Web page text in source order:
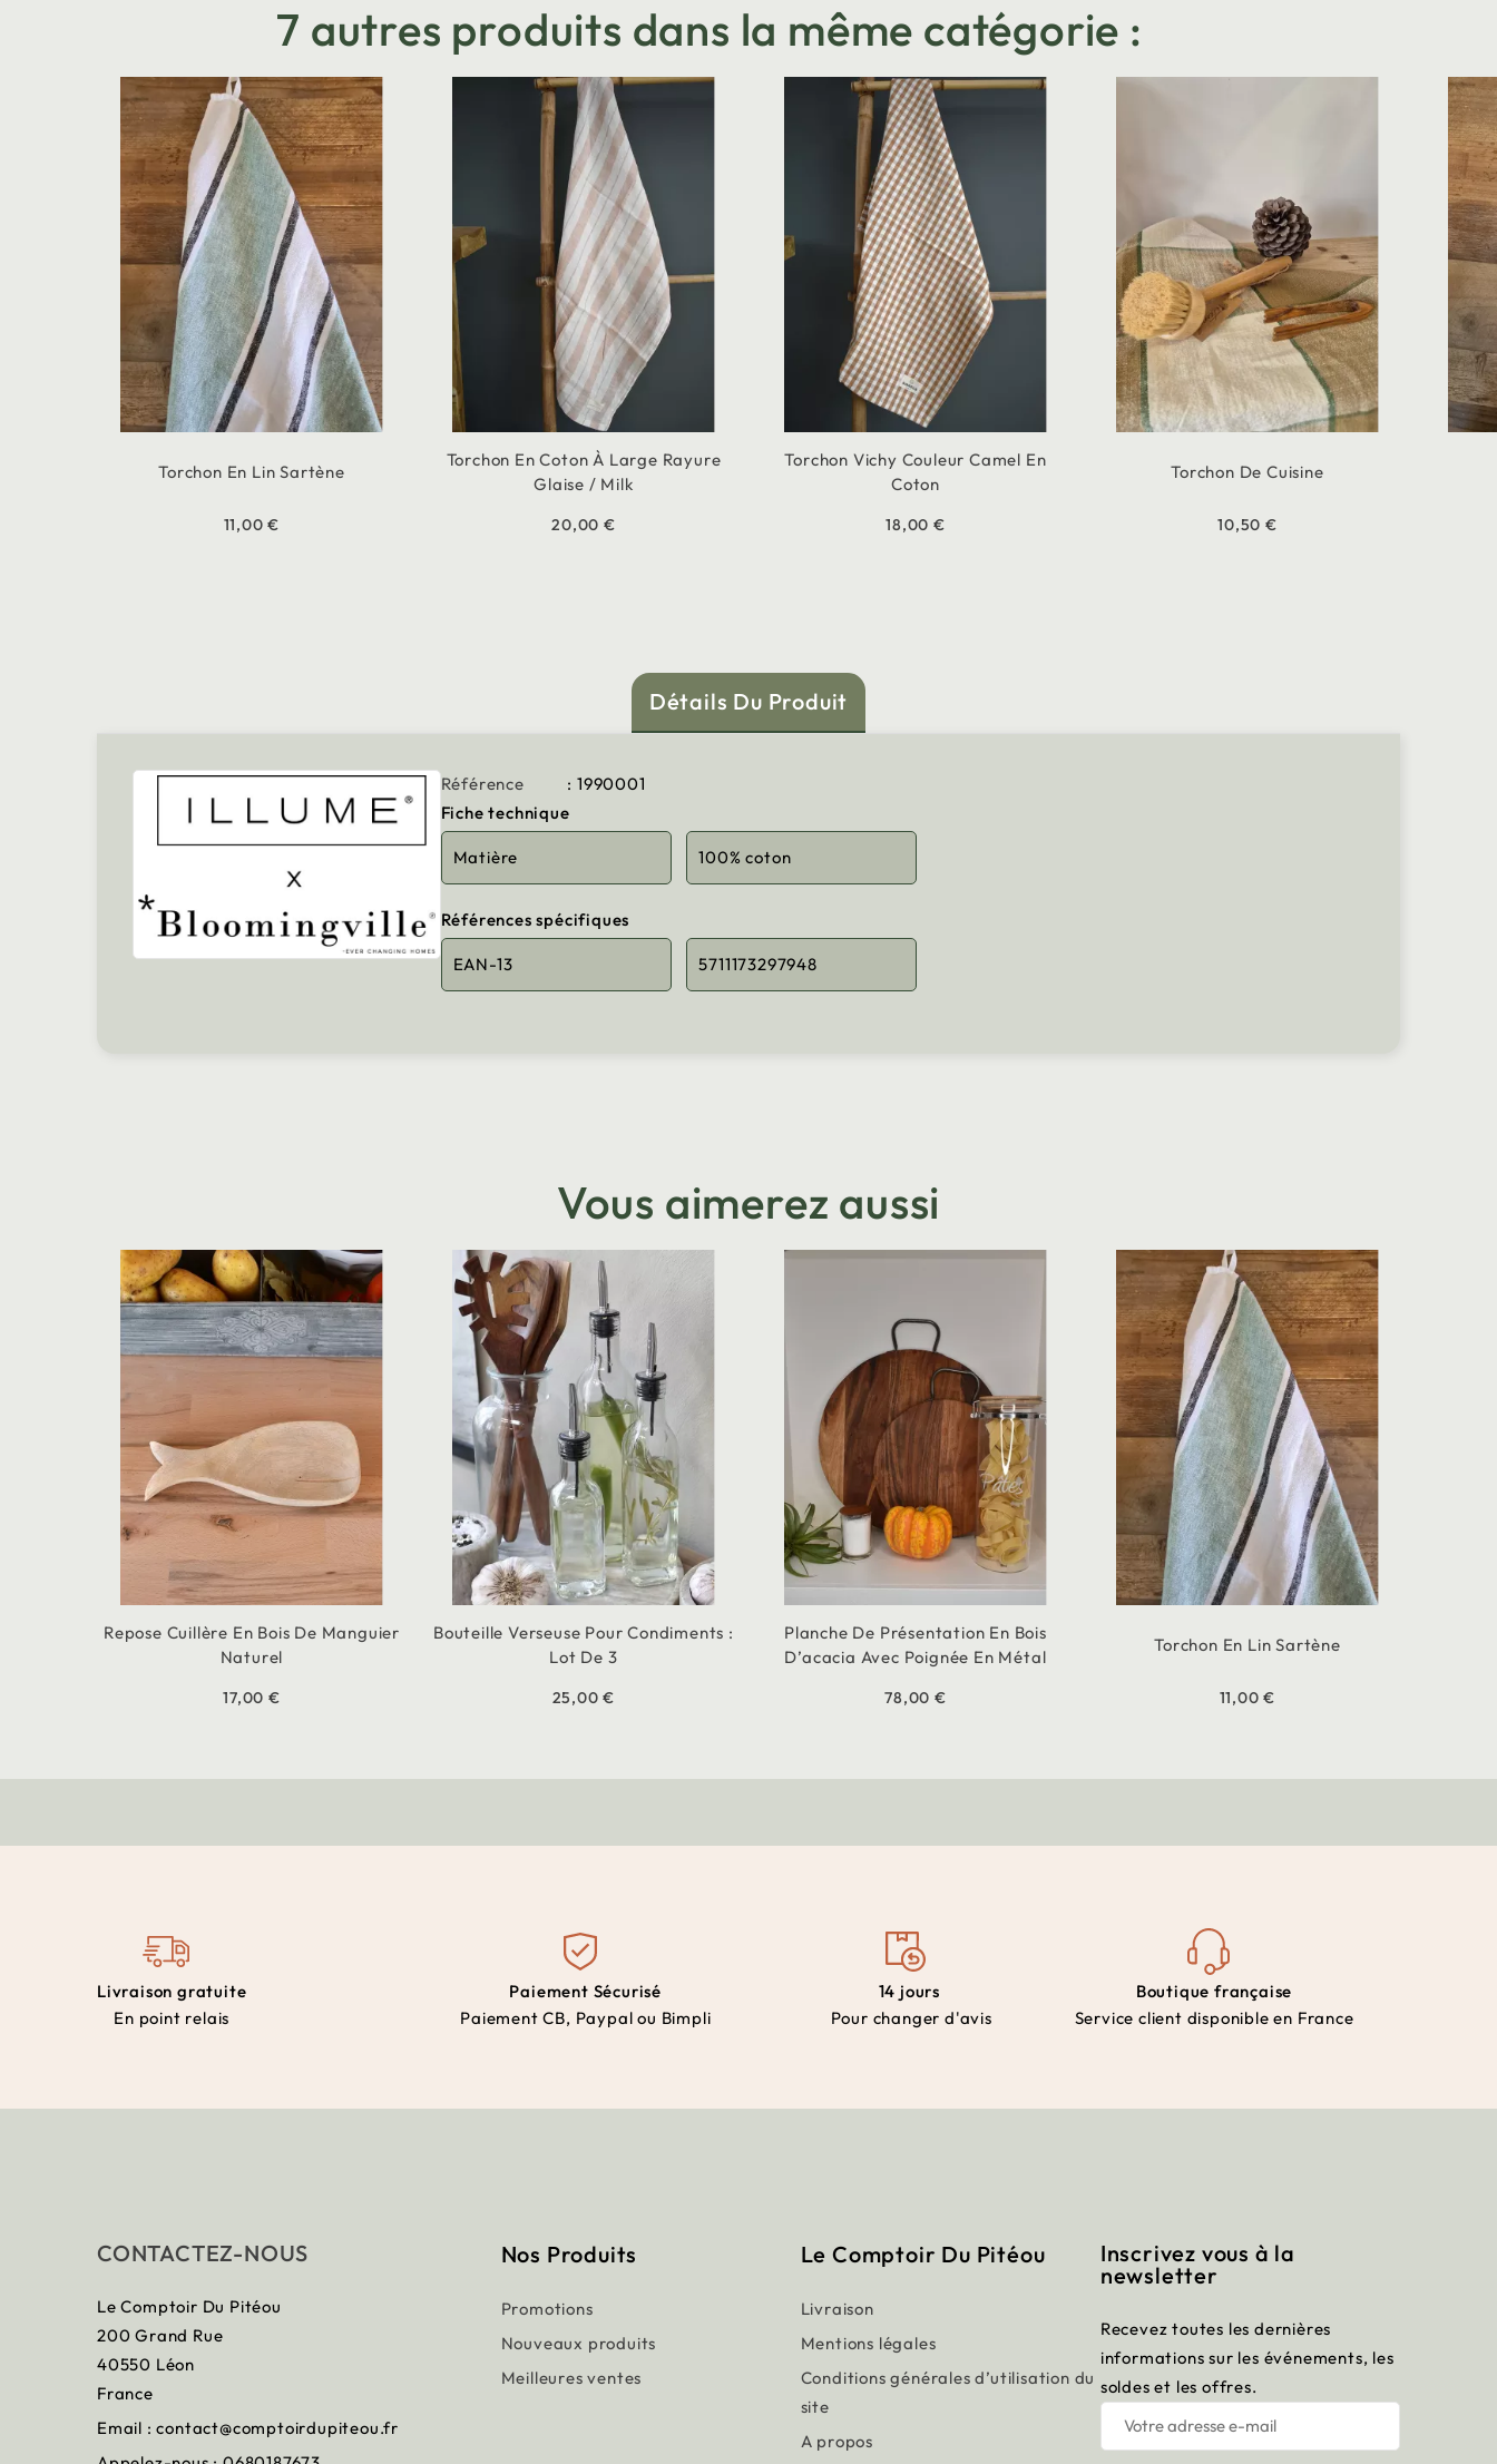
7 autres produits dans la même catégorie :
Torchon En Lin Sartène
11,00 €
Torchon En Coton À Large Rayure
Glaise / Milk
20,00 €
Torchon Vichy Couleur Camel En
Coton
18,00 €
Torchon De Cuisine
10,50 €
Détails Du Produit
Référence
: 1990001
Fiche technique
Matière 100% coton
Références spécifiques
EAN-13 5711173297948
Vous aimerez aussi
Repose Cuillère En Bois De Manguier
Naturel
17,00 €
Bouteille Verseuse Pour Condiments :
Lot De 3
25,00 €
Planche De Présentation En Bois
D’acacia Avec Poignée En Métal
78,00 €
Torchon En Lin Sartène
11,00 €
Livraison gratuite
En point relais
Paiement Sécurisé
Paiement CB, Paypal ou Bimpli
14 jours
Pour changer d'avis
Boutique française
Service client disponible en France
CONTACTEZ-NOUS
Le Comptoir Du Pitéou
200 Grand Rue
40550 Léon
France
Email :contact@comptoirdupiteou.fr
Nos Produits
Promotions
Nouveaux produits
Meilleures ventes
Le Comptoir Du Pitéou
Livraison
Mentions légales
Conditions générales d’utilisation du
site
A propos
Inscrivez vous à la
newsletter
Recevez toutes les dernières
informations sur les événements, les
soldes et les offres.